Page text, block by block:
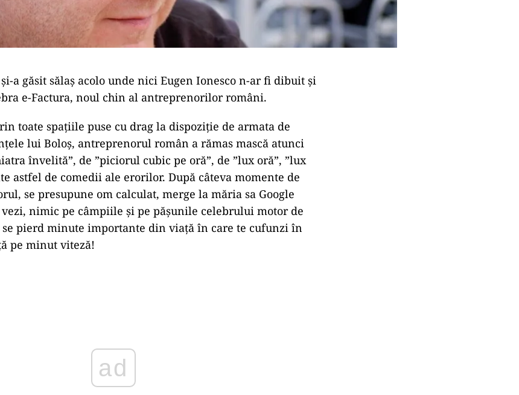
a găsit sălaș acolo unde nici Eugen Ionesco n-ar fi dibuit și
e-Factura, noul chin al antreprenorilor români.
toate spațiile puse cu drag la dispoziție de armata de
lui Boloș, antreprenorul român a rămas mască atunci
învelită”, de ”piciorul cubic pe oră”, de ”lux oră”, ”lux
astfel de comedii ale erorilor. După câteva momente de
se presupune om calculat, merge la măria sa Google
vezi, nimic pe câmpiile și pe pășunile celebrului motor de
se pierd minute importante din viață în care te cufunzi în
pe minut viteză!